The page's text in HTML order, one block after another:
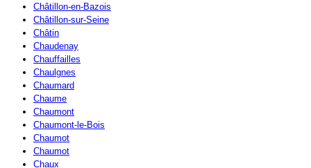
Châtillon-en-Bazois
Châtillon-sur-Seine
Châtin
Chaudenay
Chauffailles
Chaulgnes
Chaumard
Chaume
Chaumont
Chaumont-le-Bois
Chaumot
Chaumot
Chaux